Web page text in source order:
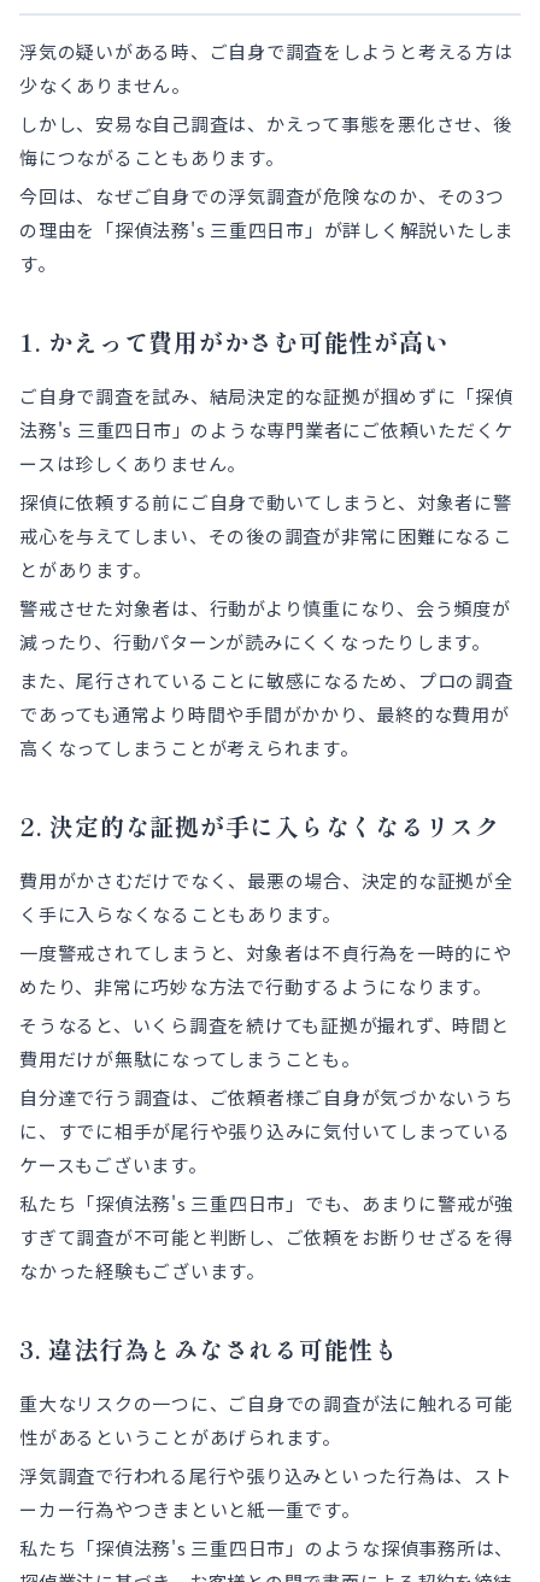
浮気の疑いがある時、ご自身で調査をしようと考える方は
少なくありません。
しかし、安易な自己調査は、かえって事態を悪化させ、後
悔につながることもあります。
今回は、なぜご自身での浮気調査が危険なのか、その3つ
の理由を「探偵法務's 三重四日市」が詳しく解説いたしま
す。
1. かえって費用がかさむ可能性が高い
ご自身で調査を試み、結局決定的な証拠が掴めずに「探偵
法務's 三重四日市」のような専門業者にご依頼いただくケ
ースは珍しくありません。
探偵に依頼する前にご自身で動いてしまうと、対象者に警
戒心を与えてしまい、その後の調査が非常に困難になるこ
とがあります。
警戒させた対象者は、行動がより慎重になり、会う頻度が
減ったり、行動パターンが読みにくくなったりします。
また、尾行されていることに敏感になるため、プロの調査
であっても通常より時間や手間がかかり、最終的な費用が
高くなってしまうことが考えられます。
2. 決定的な証拠が手に入らなくなるリスク
費用がかさむだけでなく、最悪の場合、決定的な証拠が全
く手に入らなくなることもあります。
一度警戒されてしまうと、対象者は不貞行為を一時的にや
めたり、非常に巧妙な方法で行動するようになります。
そうなると、いくら調査を続けても証拠が撮れず、時間と
費用だけが無駄になってしまうことも。
自分達で行う調査は、ご依頼者様ご自身が気づかないうち
に、すでに相手が尾行や張り込みに気付いてしまっている
ケースもございます。
私たち「探偵法務's 三重四日市」でも、あまりに警戒が強
すぎて調査が不可能と判断し、ご依頼をお断りせざるを得
なかった経験もございます。
3. 違法行為とみなされる可能性も
重大なリスクの一つに、ご自身での調査が法に触れる可能
性があるということがあげられます。
浮気調査で行われる尾行や張り込みといった行為は、スト
ーカー行為やつきまといと紙一重です。
私たち「探偵法務's 三重四日市」のような探偵事務所は、